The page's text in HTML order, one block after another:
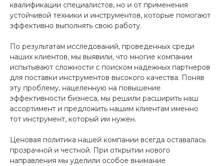
квалификации специалистов, но и от применения
устойч­ивой техники и инструментов, которые помогают
эффективно выполнять свою работу.
По результатам исследований, проведенных среди
наших клиентов, мы выявили, что многие компании
испытывают сложности с поиском надежных партнеров
для поставки инструментов высокого качества. Поняв
эту проблему, нацеленную на повышение
эффективности бизнеса, мы решили расширить наш
ассортимент и предложить нашим клиентам именно
тот инструмент, который им нужен.
Ценовая политика нашей компании всегда оставалась
прозрачной и честной. При открытии нового
направления мы уделили особое внимание